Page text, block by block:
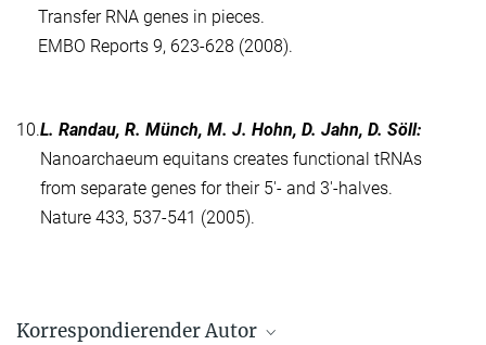
Transfer RNA genes in pieces.
EMBO Reports 9, 623-628 (2008).
10.L. Randau, R. Münch, M. J. Hohn, D. Jahn, D. Söll:
Nanoarchaeum equitans creates functional tRNAs
from separate genes for their 5'- and 3'-halves.
Nature 433, 537-541 (2005).
Korrespondierender Autor